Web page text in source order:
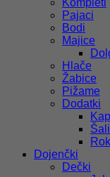
Kompleti
Pajaci
Bodi
Majice
Hlače
Žabice
Pižame
Dodatki
Dojenčki
Dečki